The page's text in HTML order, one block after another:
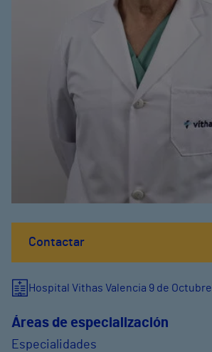
Contactar
Hospital Vithas Valencia 9 de Octubre
Áreas de especialización
Especialidades